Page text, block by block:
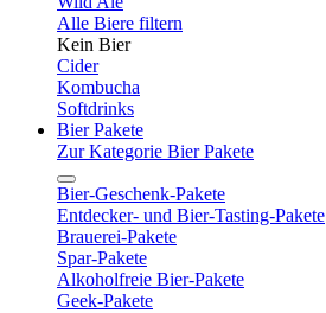
Alle Biere filtern
Kein Bier
Cider
Kombucha
Softdrinks
Bier Pakete
Zur Kategorie Bier Pakete
Bier-Geschenk-Pakete
Entdecker- und Bier-Tasting-Pakete
Brauerei-Pakete
Spar-Pakete
Alkoholfreie Bier-Pakete
Geek-Pakete